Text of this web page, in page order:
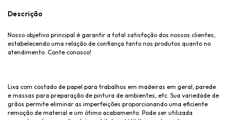
Descrição
Nosso objetivo principal é garantir a total satisfação dos nossos clientes,
estabelecendo uma relação de confiança tanto nos produtos quanto no
atendimento. Conte conosco!
Lixa com costado de papel para trabalhos em madeiras em geral, parede
e massas para preparação de pintura de ambientes, etc. Sua variedade de
grãos permite eliminar as imperfeições proporcionando uma eficiente
remoção de material e um ótimo acabamento. Pode ser utilizada